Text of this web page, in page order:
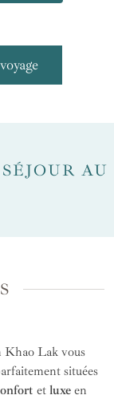
AU
Khao Lak vous
situées
et luxe en